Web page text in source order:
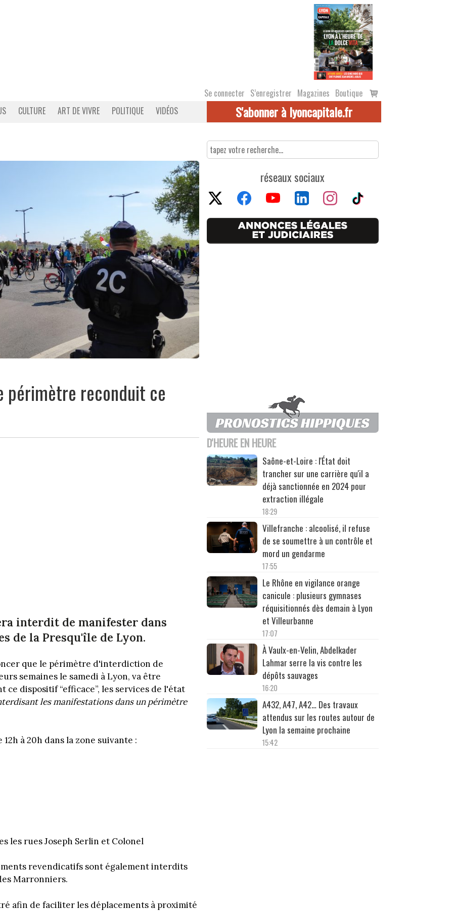
Se connecter S’enregistrer Magazines Boutique
Voir
le
CULTURE ART DE VIVRE POLITIQUE VIDÉOS S'abonner à lyoncapitale.fr
périmètre reconduit ce
interdit de manifester dans
de la Presqu'île de Lyon.
que le périmètre d'interdiction de
semaines le samedi à Lyon, va être
dispositif “efficace”, les services de l'état
les manifestations dans un périmètre
à 20h dans la zone suivante :
les rues Joseph Serlin et Colonel
revendicatifs sont également interdits
Marronniers.
afin de faciliter les déplacements à proximité
réseaux sociaux
D'HEURE EN HEURE
Saône-et-Loire : l'État doit
trancher sur une carrière qu'il a
déjà sanctionnée en 2024 pour
extraction illégale
18:29
Villefranche : alcoolisé, il refuse
de se soumettre à un contrôle et
mord un gendarme
17:55
Le Rhône en vigilance orange
canicule : plusieurs gymnases
réquisitionnés dès demain à Lyon
et Villeurbanne
17:07
À Vaulx-en-Velin, Abdelkader
Lahmar serre la vis contre les
dépôts sauvages
16:20
A432, A47, A42… Des travaux
attendus sur les routes autour de
Lyon la semaine prochaine
15:42